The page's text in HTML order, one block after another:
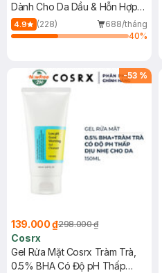
Dành Cho Da Dầu & Hỗn Hợp
500ml
4.9 (228)
688/tháng
40%
-53 %
139.000 ₫298.000 ₫
Cosrx
Gel Rửa Mặt Cosrx Tràm Trà,
0.5% BHA Có Độ pH Thấp